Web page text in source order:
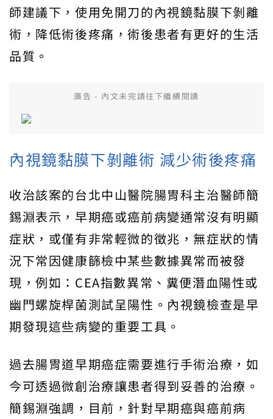
師建議下，使用免開刀的內視鏡黏膜下剝離
術，降低術後疼痛，術後患者有更好的生活
品質。
廣告 - 內文未完請往下繼續閱讀
內視鏡黏膜下剝離術 減少術後疼痛
收治該案的台北中山醫院腸胃科主治醫師簡
錫淵表示，早期癌或癌前病變通常沒有明顯
症狀，或僅有非常輕微的徵兆，無症狀的情
況下常因健康篩檢中某些數據異常而被發
現，例如：CEA指數異常、糞便潛血陽性或
幽門螺旋桿菌測試呈陽性。內視鏡檢查是早
期發現這些病變的重要工具。
過去腸胃道早期癌症需要進行手術治療，如
今可透過微創治療讓患者得到妥善的治療。
簡錫淵強調，目前，針對早期癌與癌前病